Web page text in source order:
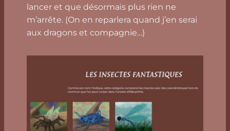
lancer et que désormais plus rien ne
m’arrête. (On en reparlera quand j’en serai
aux dragons et compagnie…)